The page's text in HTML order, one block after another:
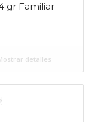
gr Familiar
detalles